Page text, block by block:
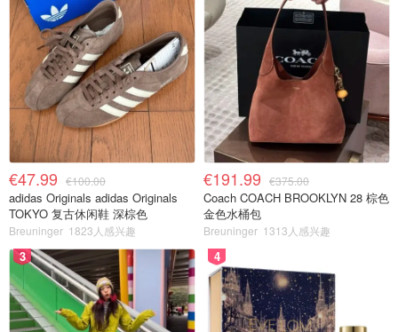
€47.99 €100.00
adidas Originals adidas Originals
TOKYO 复古休闲鞋 深棕色
Breuninger 1823人感兴趣
€191.99 €375.00
Coach COACH BROOKLYN 28 棕色
金色水桶包
Breuninger 1313人感兴趣
3 4